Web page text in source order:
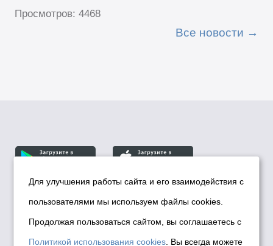
Просмотров: 4468
Все новости
© Департамент информационной политики мэрии
города Новосибирска, 2026
Политика использования Cookies
Для улучшения работы сайта и его взаимодействия с
пользователями мы используем файлы cookies.
Продолжая пользоваться сайтом, вы соглашаетесь с
Политикой использования cookies . Вы всегда можете